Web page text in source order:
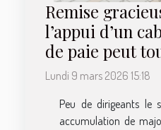
Remise
l’appui d’un
de paie peut
Lundi 9 mars 2026 15:18
Peu de dirigeants le
accumulation de